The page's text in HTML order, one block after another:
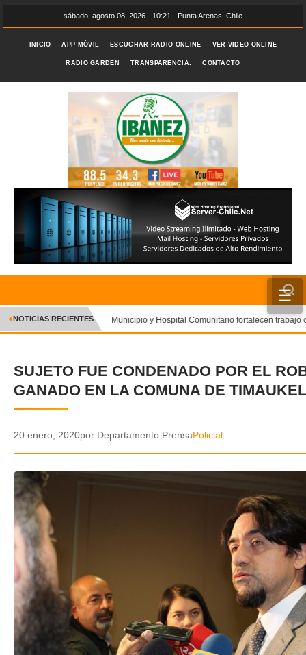
sábado, agosto 08, 2026 - 10:21 - Punta Arenas, Chile
INICIO APP MÓVIL ESCUCHAR RADIO ONLINE VER VIDEO ONLINE
RADIO GARDEN TRANSPARENCIA. CONTACTO
☰
INICIO
CRÓNICA
DEPORTES
POLICIAL
GALERIA DE FOTOS
APP MÓVIL
TRANSPARENCIA
✕
●NOTICIAS RECIENTES Municipio y Hospital Comunitario fortalecen trabajo
SUJETO FUE CONDENADO POR EL
GANADO EN LA COMUNA DE TIMAUKEL
20 enero, 2020por Departamento PrensaPolicial